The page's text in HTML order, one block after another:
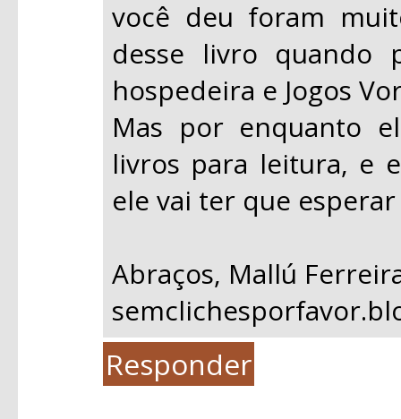
você deu foram
desse livro quando
hospedeira e Jogos
Mas por enquanto
livros para leitura, e
ele vai ter que
Abraços, Mallú
Responder